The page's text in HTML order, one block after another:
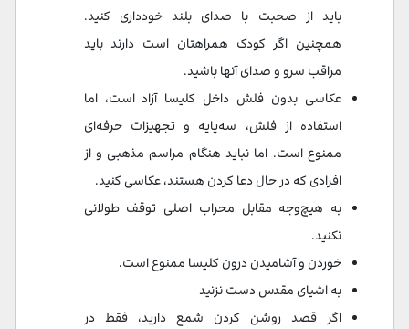
باید از صحبت با صدای بلند خودداری کنید.
همچنین اگر کودک همراهتان است دارند باید
مراقب سرو و صدای آنها باشید.
عکاسی بدون فلش داخل کلیسا آزاد است، اما
استفاده از فلش، سه‌پایه و تجهیزات حرفه‌ای
ممنوع است. اما نباید هنگام مراسم مذهبی و از
افرادی که در حال دعا کردن هستند، عکاسی کنید.
به هیچ‌وجه مقابل محراب اصلی توقف طولانی
نکنید.
خوردن و آشامیدن درون کلیسا ممنوع است.
به اشیای مقدس دست نزنید
اگر قصد روشن کردن شمع دارید، فقط در